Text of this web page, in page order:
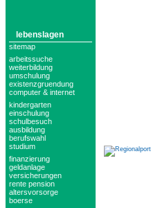
lebenslagen
sitemap
arbeitssuche
weiterbildung
umschulung
existenzgruendung
computer & internet
kindergarten
einschulung
schulbesuch
ausbildung
berufswahl
studium
finanzierung
geldanlage
versicherungen
rente pension
altersvorsorge
boerse